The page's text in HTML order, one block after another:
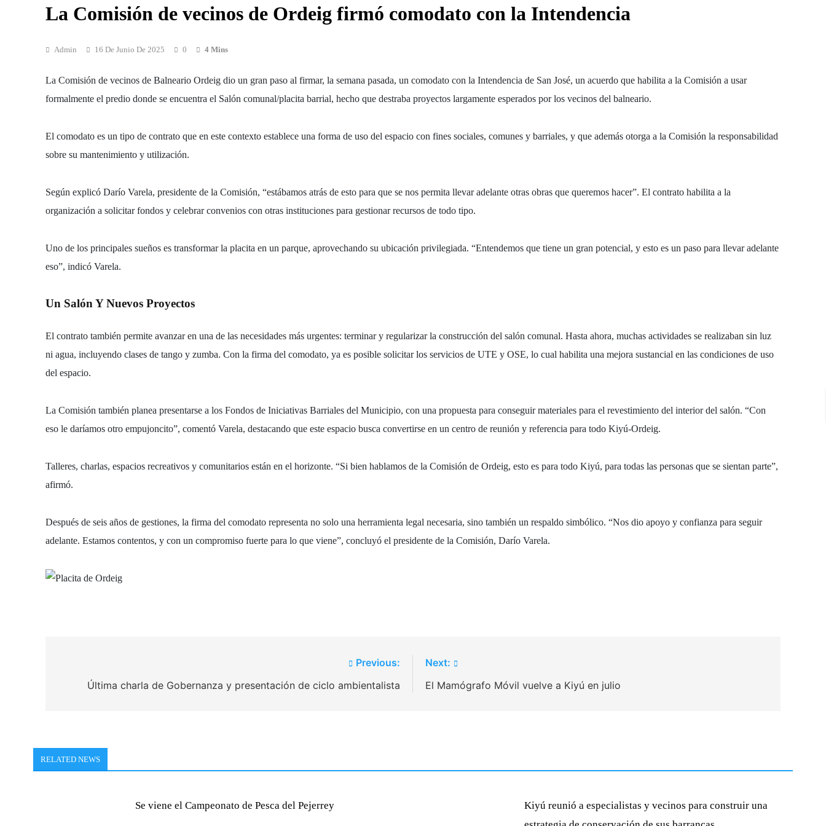
La Comisión de vecinos de Ordeig firmó comodato con la Intendencia
Admin 16 De Junio De 2025 0 4 Mins
La Comisión de vecinos de Balneario Ordeig dio un gran paso al firmar, la semana pasada, un comodato con la Intendencia de San José, un acuerdo que habilita a la Comisión a usar
formalmente el predio donde se encuentra el Salón comunal/placita barrial, hecho que destraba proyectos largamente esperados por los vecinos del balneario.
El comodato es un tipo de contrato que en este contexto establece una forma de uso del espacio con fines sociales, comunes y barriales, y que además otorga a la Comisión la responsabilidad
sobre su mantenimiento y utilización.
Según explicó Darío Varela, presidente de la Comisión, “estábamos atrás de esto para que se nos permita llevar adelante otras obras que queremos hacer”. El contrato habilita a la
organización a solicitar fondos y celebrar convenios con otras instituciones para gestionar recursos de todo tipo.
Uno de los principales sueños es transformar la placita en un parque, aprovechando su ubicación privilegiada. “Entendemos que tiene un gran potencial, y esto es un paso para llevar adelante
eso”, indicó Varela.
Un Salón Y Nuevos Proyectos
El contrato también permite avanzar en una de las necesidades más urgentes: terminar y regularizar la construcción del salón comunal. Hasta ahora, muchas actividades se realizaban sin luz
ni agua, incluyendo clases de tango y zumba. Con la firma del comodato, ya es posible solicitar los servicios de UTE y OSE, lo cual habilita una mejora sustancial en las condiciones de uso
del espacio.
La Comisión también planea presentarse a los Fondos de Iniciativas Barriales del Municipio, con una propuesta para conseguirmateriales para el revestimiento del interior del salón. “Con
eso le daríamos otro empujoncito”, comentó Varela, destacando que este espacio busca convertirse en un centro de reunión y referencia para todo Kiyú-Ordeig.
Talleres, charlas, espacios recreativos y comunitarios están en el horizonte. “Si bien hablamos de la Comisión de Ordeig, esto es para todo Kiyú, para todas las personas que se sientan parte”,
afirmó.
Después de seis años de gestiones, la firma del comodato representa no solo una herramienta legal necesaria, sino también un respaldo simbólico. “Nos dio apoyo y confianza para seguir
adelante. Estamos contentos, y con un compromiso fuerte para lo que viene”, concluyó el presidente de la Comisión, Darío Varela.
Previous:
Última charla de Gobernanza y presentación de ciclo ambientalista
Next:
El Mamógrafo Móvil vuelve a Kiyú en julio
RELATED NEWS
Se viene el Campeonato de Pesca del Pejerrey
Kiyú reunió a especialistas y vecinos para construir una